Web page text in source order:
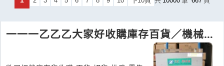
一一一乙乙乙大家好收購庫存百貨／機械／